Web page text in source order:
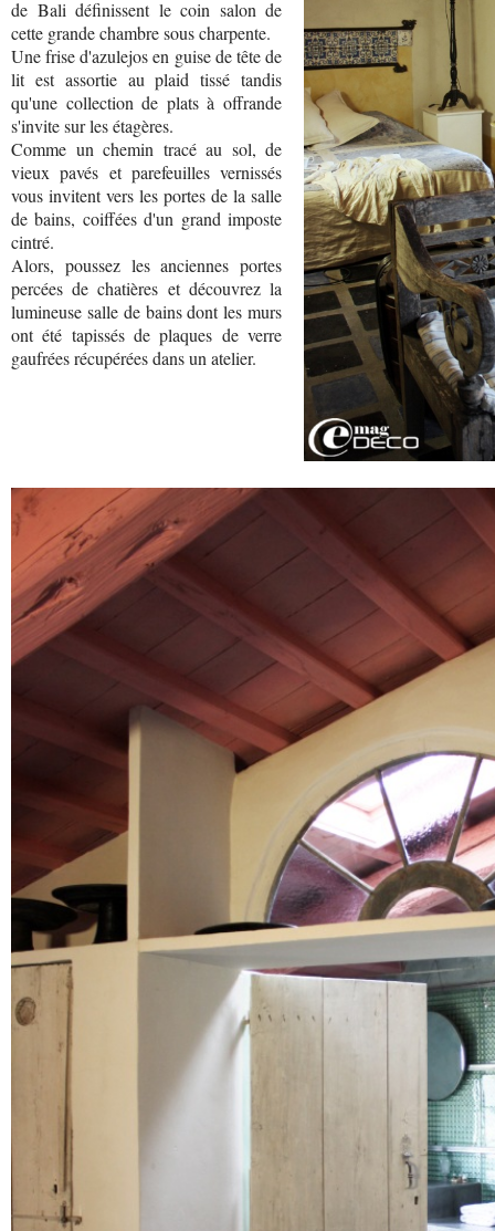
de Bali définissent le coin salon de
cette grande chambre sous charpente.
Une frise d'azulejos en guise de tête de
lit est assortie au plaid tissé tandis
qu'une collection de plats à offrande
s'invite sur les étagères.
Comme un chemin tracé au sol, de
vieux pavés et parefeuilles vernissés
vous invitent vers les portes de la salle
de bains, coiffées d'un grand imposte
cintré.
Alors, poussez les anciennes portes
percées de chatières et découvrez la
lumineuse salle de bains dont les murs
ont été tapissés de plaques de verre
gaufrées récupérées dans un atelier.